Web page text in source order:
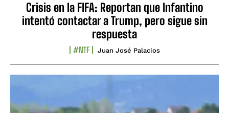
Crisis en la FIFA: Reportan que Infantino
intentó contactar a Trump, pero sigue sin
respuesta
#NTF Juan José Palacios